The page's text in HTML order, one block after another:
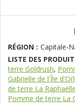
RÉGION : Capitale-
LISTE DES
terre Goldrush,
Gabrielle de l'Île
de terre La
Pomme de terre La